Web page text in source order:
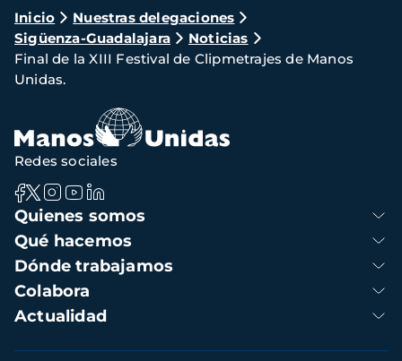
Ruta
de
navegación
Inicio
Nuestras delegaciones
Sigüenza-Guadalajara
Noticias
Final de la XIII Festival de Clipmetrajes de Manos
Unidas.
Navegación
principal
Quienes somos
Qué hacemos
Dónde trabajamos
Colabora
Actualidad
Redes sociales